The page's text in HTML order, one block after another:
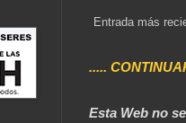
Entrada más
.....
Esta Web no